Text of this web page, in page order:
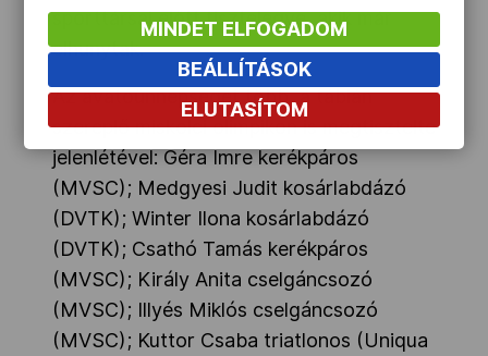
sporttársai előtt tisztelegve, akik már
elhunytak.
Az avatóünnepséget több, a táblán
szereplő miskolci olimpikon is megtisztelte
jelenlétével: Géra Imre kerékpáros
(MVSC); Medgyesi Judit kosárlabdázó
(DVTK); Winter Ilona kosárlabdázó
(DVTK); Csathó Tamás kerékpáros
(MVSC); Király Anita cselgáncsozó
(MVSC); Illyés Miklós cselgáncsozó
(MVSC); Kuttor Csaba triatlonos (Uniqua
MINDET ELFOGADOM
BEÁLLÍTÁSOK
ELUTASÍTOM